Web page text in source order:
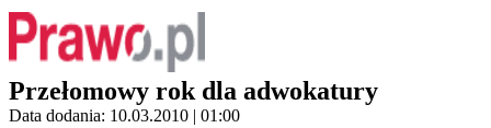
Przełomowy rok dla adwokatury
Data dodania: 10.03.2010 | 01:00